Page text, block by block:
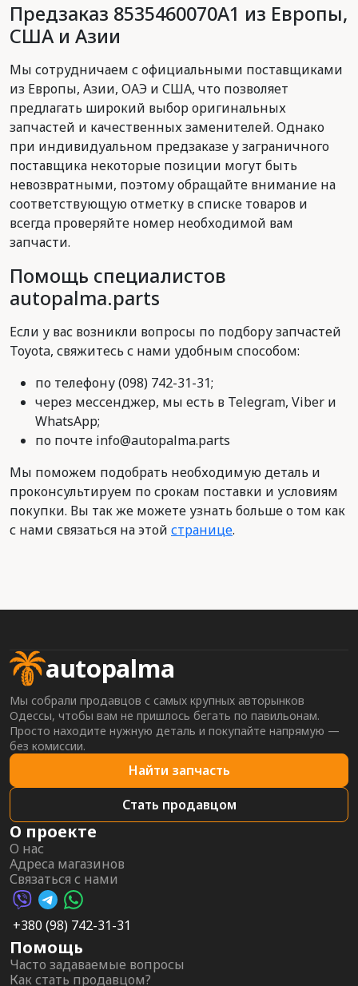
Предзаказ 8535460070A1 из Европы,
США и Азии
Мы сотрудничаем с официальными поставщиками
из Европы, Азии, ОАЭ и США, что позволяет
предлагать широкий выбор оригинальных
запчастей и качественных заменителей. Однако
при индивидуальном предзаказе у заграничного
поставщика некоторые позиции могут быть
невозвратными, поэтому обращайте внимание на
соответствующую отметку в списке товаров и
всегда проверяйте номер необходимой вам
запчасти.
Помощь специалистов
autopalma.parts
Если у вас возникли вопросы по подбору запчастей
Toyota, свяжитесь с нами удобным способом:
по телефону (098) 742-31-31;
через мессенджер, мы есть в Telegram, Viber и
WhatsApp;
по почте info@autopalma.parts
Мы поможем подобрать необходимую деталь и
проконсультируем по срокам поставки и условиям
покупки. Вы так же можете узнать больше о том как
с нами связаться на этой странице.
autopalma
Мы собрали продавцов с самых крупных авторынков
Одессы, чтобы вам не пришлось бегать по павильонам.
Просто находите нужную деталь и покупайте напрямую —
без комиссии.
Найти запчасть
Стать продавцом
О проекте
О нас
Адреса магазинов
Связаться с нами
Viber AutoPalma
Telegram AutoPalma
WhatsApp AutoPalma
+380 (98) 742-31-31
Помощь
Часто задаваемые вопросы
Как стать продавцом?